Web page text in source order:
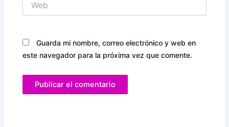
Guarda mi nombre, correo electrónico y web en
este navegador para la próxima vez que comente.